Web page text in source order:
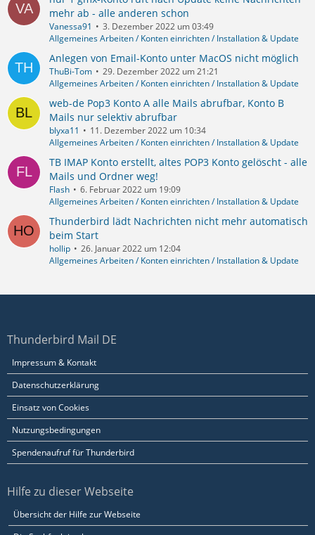
mehr ab - alle anderen schon
Vanessa91
3. Dezember 2022 um 03:49
Allgemeines Arbeiten / Konten einrichten / Installation & Update
Anlegen von Email-Konto unter MacOS nicht möglich
ThuBi-Tom
29. Dezember 2022 um 21:21
Allgemeines Arbeiten / Konten einrichten / Installation & Update
web-de Pop3 Konto A alle Mails abrufbar, Konto B
Mails nur selektiv abrufbar
blyxa11
11. Dezember 2022 um 10:34
Allgemeines Arbeiten / Konten einrichten / Installation & Update
TB IMAP Konto erstellt, altes POP3 Konto gelöscht - alle
Mails und Ordner weg!
Flash
6. Februar 2022 um 19:09
Allgemeines Arbeiten / Konten einrichten / Installation & Update
Thunderbird lädt Nachrichten nicht mehr automatisch
beim Start
hollip
26. Januar 2022 um 12:04
Allgemeines Arbeiten / Konten einrichten / Installation & Update
Thunderbird Mail DE
Impressum & Kontakt
Datenschutzerklärung
Einsatz von Cookies
Nutzungsbedingungen
Spendenaufruf für Thunderbird
Hilfe zu dieser Webseite
Übersicht der Hilfe zur Webseite